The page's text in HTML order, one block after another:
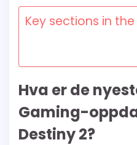
Key sections in
Hva er de
Gaming-
Destiny 2?